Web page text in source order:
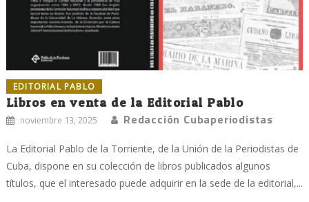
EDITORIAL PABLO
Libros en venta de la Editorial Pablo
noviembre 13, 2025 Redacción Cubaperiodistas
La Editorial Pablo de la Torriente, de la Unión de la Periodistas de
Cuba, dispone en su colección de libros publicados algunos
títulos, que el interesado puede adquirir en la sede de la editorial,...